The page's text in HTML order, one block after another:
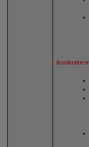
Konkrete